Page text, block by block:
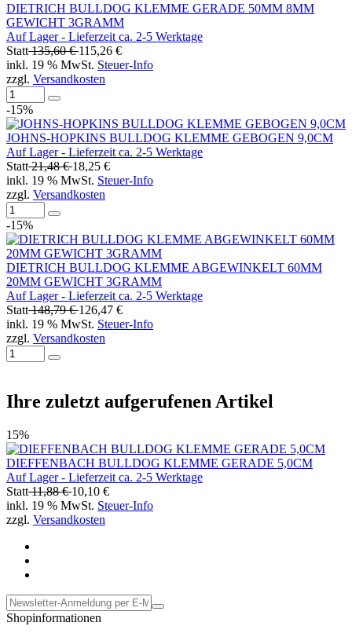
DIETRICH BULLDOG KLEMME GERADE 50MM 8MM
GEWICHT 3GRAMM
Auf Lager - Lieferzeit ca. 2-5 Werktage
Statt135,60 €115,26 €
inkl. 19 % MwSt. Steuer-Info
zzgl. Versandkosten
-15%
JOHNS-HOPKINS BULLDOG KLEMME GEBOGEN 9,0CM
Auf Lager - Lieferzeit ca. 2-5 Werktage
Statt21,48 €18,25 €
inkl. 19 % MwSt. Steuer-Info
zzgl. Versandkosten
-15%
DIETRICH BULLDOG KLEMME ABGEWINKELT 60MM
20MM GEWICHT 3GRAMM
Auf Lager - Lieferzeit ca. 2-5 Werktage
Statt148,79 €126,47 €
inkl. 19 % MwSt. Steuer-Info
zzgl. Versandkosten
Ihre zuletzt aufgerufenen Artikel
15%
DIEFFENBACH BULLDOG KLEMME GERADE 5,0CM
Auf Lager - Lieferzeit ca. 2-5 Werktage
Statt11,88 €10,10 €
inkl. 19 % MwSt. Steuer-Info
zzgl. Versandkosten
Shopinformationen